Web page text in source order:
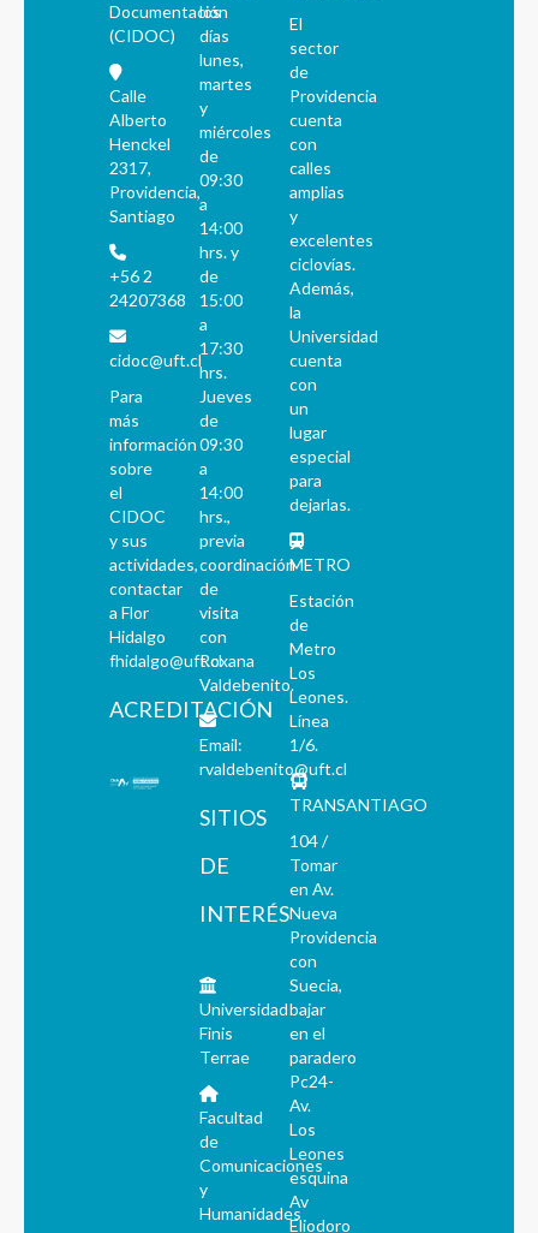
Documentación
(CIDOC)
Calle
Alberto
Henckel
2317,
Providencia,
Santiago
+56 2
24207368
cidoc@uft.cl
Para
más
información
sobre
el
CIDOC
y sus
actividades,
contactar
a Flor
Hidalgo
fhidalgo@uft.cl
ACREDITACIÓN
los
días
lunes,
martes
y
miércoles
de
09:30
a
14:00
hrs. y
de
15:00
a
17:30
hrs.
Jueves
de
09:30
a
14:00
hrs.,
previa
coordinación
de
visita
con
Roxana
Valdebenito.
Email:
rvaldebenito@uft.cl
SITIOS
DE
INTERÉS
Universidad
Finis
Terrae
Facultad
de
Comunicaciones
y
Humanidades
El
sector
de
Providencia
cuenta
con
calles
amplias
y
excelentes
ciclovías.
Además,
la
Universidad
cuenta
con
un
lugar
especial
para
dejarlas.
METRO
Estación
de
Metro
Los
Leones.
Línea
1/6.
TRANSANTIAGO
104 /
Tomar
en Av.
Nueva
Providencia
con
Suecia,
bajar
en el
paradero
Pc24-
Av.
Los
Leones
esquina
Av
Eliodoro